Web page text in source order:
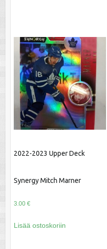
2022-2023 Upper Deck
Synergy Mitch Marner
3.00 €
Lisää ostoskoriin